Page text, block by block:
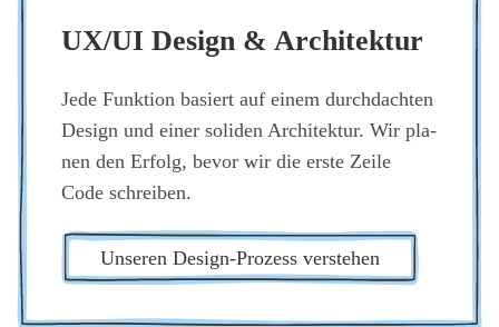
UX/UI Design & Archi­tek­tur
Jede Funk­ti­on basiert auf einem durch­dach­ten
Design und einer soli­den Archi­tek­tur. Wir pla­
nen den Erfolg, bevor wir die ers­te Zei­le
Code schrei­ben.
Unse­ren Design-Pro­zess ver­ste­hen